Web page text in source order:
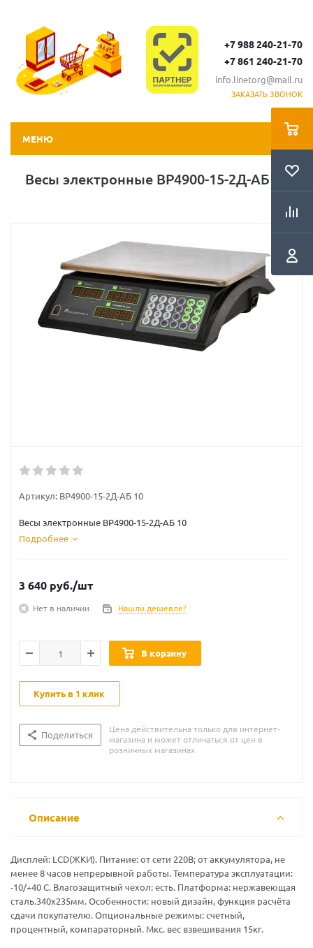
+7 988 240-21-70
+7 861 240-21-70
info.linetorg@mail.ru
ЗАКАЗАТЬ ЗВОНОК
МЕНЮ
Весы электронные ВР4900-15-2Д-АБ 10
Артикул: ВР4900-15-2Д-АБ 10
Весы электронные ВР4900-15-2Д-АБ 10
Подробнее
3 640 руб./шт
Нет в наличии Нашли дешевле?
В корзину
Купить в 1 клик
Поделиться
Цена действительна только для интернет-
магазина и может отличаться от цен в
розничных магазинах
Описание
Дисплей: LСD(ЖКИ). Питание: от сети 220В; от аккумулятора, не
менее 8 часов непрерывной работы. Температура эксплуатации:
-10/+40 С. Влагозащитный чехол: есть. Платформа: нержавеющая
сталь.340х235мм. Особенности: новый дизайн, функция расчёта
сдачи покупателю. Опциональные режимы: счетный,
процентный, компараторный. Мкс. вес взвешивания 15кг.